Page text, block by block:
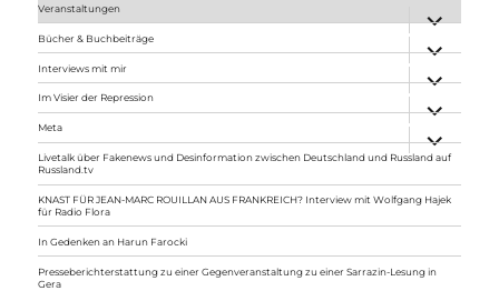
Veranstaltungen
anzeigen
Bücher & Buchbeiträge
anzeigen
Interviews mit mir
anzeigen
Im Visier der Repression
anzeigen
Meta
anzeigen
Livetalk über Fakenews und Desinformation zwischen Deutschland und Russland auf
Russland.tv
KNAST FÜR JEAN-MARC ROUILLAN AUS FRANKREICH? Interview mit Wolfgang Hajek
für Radio Flora
In Gedenken an Harun Farocki
Presseberichterstattung zu einer Gegenveranstaltung zu einer Sarrazin-Lesung in
Gera